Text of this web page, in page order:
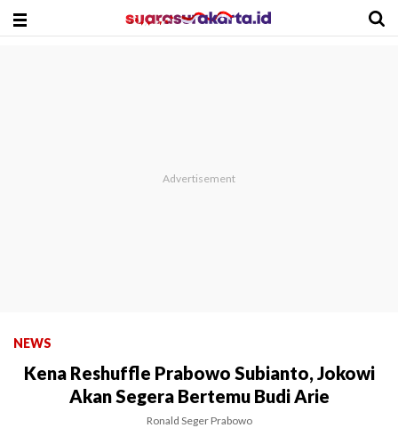
NEWS
Kena Reshuffle Prabowo Subianto, Jokowi
Akan Segera Bertemu Budi Arie
Ronald Seger Prabowo